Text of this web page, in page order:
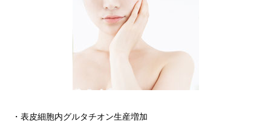
・表皮細胞内グルタチオン生産増加